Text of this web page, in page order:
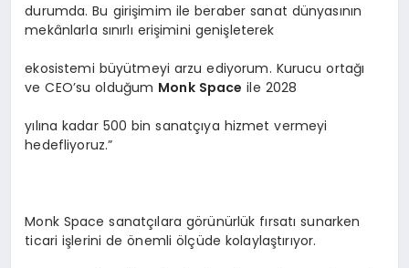
durumda. Bu girişimim ile beraber sanat dünyasının
mekânlarla sınırlı erişimini genişleterek
ekosistemi büyütmeyi arzu ediyorum. Kurucu ortağı
ve CEO’su olduğum Monk Space ile 2028
yılına kadar 500 bin sanatçıya hizmet vermeyi
hedefliyoruz.”
Monk Space sanatçılara görünürlük fırsatı sunarken
ticari işlerini de önemli ölçüde kolaylaştırıyor.